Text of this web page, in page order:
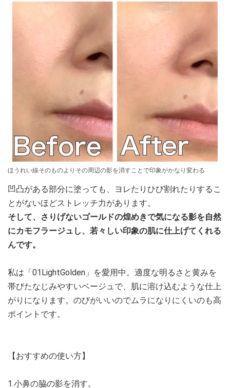
ほうれい線そのものよりその周辺の影を消すことで印象がかなり変わる
凹凸がある部分に塗っても、ヨレたりひび割れたりするこ
とがないほどストレッチ力があります。
そして、さりげないゴールドの煌めきで気になる影を自然
にカモフラージュし、若々しい印象の肌に仕上げてくれる
んです。
私は「01LightGolden」を愛用中。適度な明るさと黄みを
帯びたなじみやすいベージュで、肌に溶け込むような仕上
がりになります。のびがいいのでムラになりにくいのも高
ポイントです。
【おすすめの使い方】
1.小鼻の脇の影を消す。